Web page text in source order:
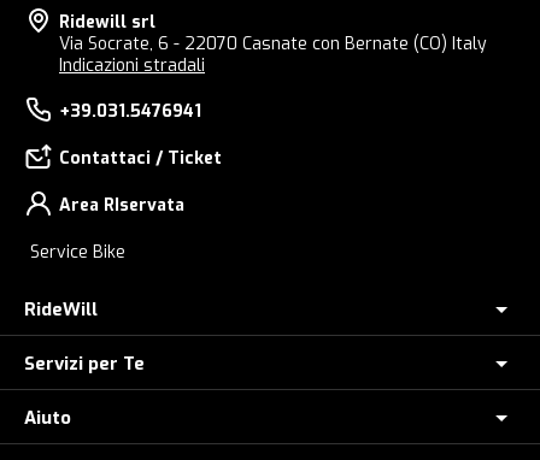
Ridewill srl
Via Socrate, 6 - 22070 Casnate con Bernate (CO) Italy
Indicazioni stradali
+39.031.5476941
Contattaci / Ticket
Area RIservata
Service Bike
RideWill
Chi Siamo
Dove siamo
Servizi per Te
Assicurazione furto E-Bike
Aiuto